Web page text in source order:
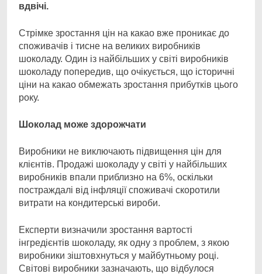
вдвічі.
Стрімке зростання цін на какао вже проникає до
споживачів і тисне на великих виробників
шоколаду. Один із найбільших у світі виробників
шоколаду попередив, що очікується, що історичні
ціни на какао обмежать зростання прибутків цього
року.
Шоколад може здорожчати
Виробники не виключають підвищення цін для
клієнтів. Продажі шоколаду у світі у найбільших
виробників впали приблизно на 6%, оскільки
постраждалі від інфляції споживачі скоротили
витрати на кондитерські вироби.
Експерти визначили зростання вартості
інгредієнтів шоколаду, як одну з проблем, з якою
виробники зіштовхнуться у майбутньому році.
Світові виробники зазначають, що відбулося